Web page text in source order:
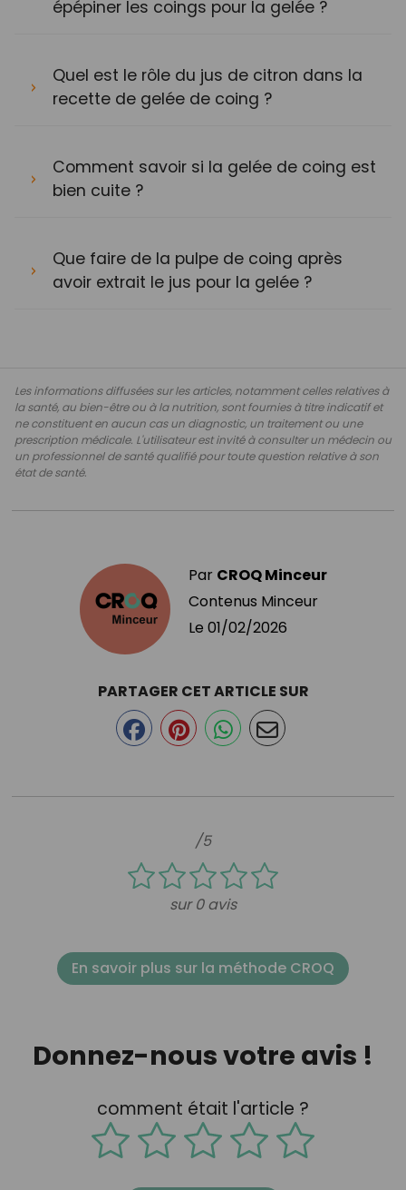
épépiner les coings pour la gelée ?
Quel est le rôle du jus de citron dans la
recette de gelée de coing ?
Comment savoir si la gelée de coing est
bien cuite ?
Que faire de la pulpe de coing après
avoir extrait le jus pour la gelée ?
Les informations diffusées sur les articles, notamment celles relatives à
la santé, au bien-être ou à la nutrition, sont fournies à titre indicatif et
ne constituent en aucun cas un diagnostic, un traitement ou une
prescription médicale. L'utilisateur est invité à consulter un médecin ou
un professionnel de santé qualifié pour toute question relative à son
état de santé.
Par CROQ Minceur
Contenus Minceur
Le 01/02/2026
/5
sur 0 avis
PARTAGER CET ARTICLE SUR
En savoir plus sur la méthode CROQ
Donnez-nous votre avis !
comment était l'article ?